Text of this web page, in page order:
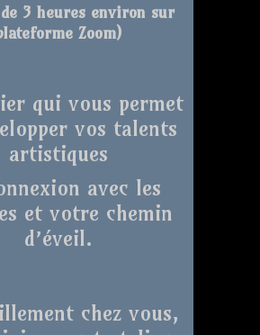
3 heures environ sur
Zoom)
qui vous permet
vos talents
artistiques
avec les
et votre chemin
d’éveil.
chez vous,